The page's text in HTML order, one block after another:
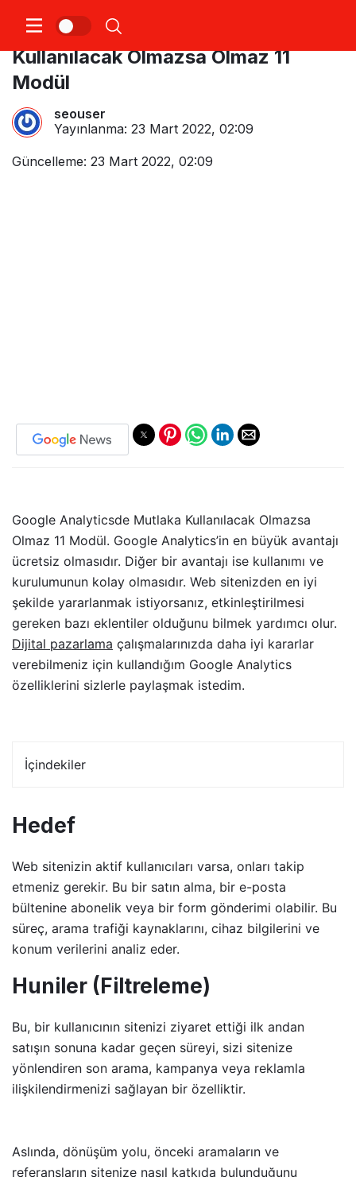
Google Analyticsde Mutlaka
Kullanılacak Olmazsa Olmaz 11
Modül
seouser
Yayınlanma: 23 Mart 2022, 02:09
Güncelleme: 23 Mart 2022, 02:09
Google Analyticsde Mutlaka Kullanılacak Olmazsa
Olmaz 11 Modül. Google Analytics’in en büyük avantajı
ücretsiz olmasıdır. Diğer bir avantajı ise kullanımı ve
kurulumunun kolay olmasıdır. Web sitenizden en iyi
şekilde yararlanmak istiyorsanız, etkinleştirilmesi
gereken bazı eklentiler olduğunu bilmek yardımcı olur.
Dijital pazarlama çalışmalarınızda daha iyi kararlar
verebilmeniz için kullandığım Google Analytics
özelliklerini sizlerle paylaşmak istedim.
İçindekiler
Hedef
Web sitenizin aktif kullanıcıları varsa, onları takip
etmeniz gerekir. Bu bir satın alma, bir e-posta
bültenine abonelik veya bir form gönderimi olabilir. Bu
süreç, arama trafiği kaynaklarını, cihaz bilgilerini ve
konum verilerini analiz eder.
Huniler (Filtreleme)
Bu, bir kullanıcının sitenizi ziyaret ettiği ilk andan
satışın sonuna kadar geçen süreyi, sizi sitenize
yönlendiren son arama, kampanya veya reklamla
ilişkilendirmenizi sağlayan bir özelliktir.
Aslında, dönüşüm yolu, önceki aramaların ve
referansların sitenize nasıl katkıda bulunduğunu